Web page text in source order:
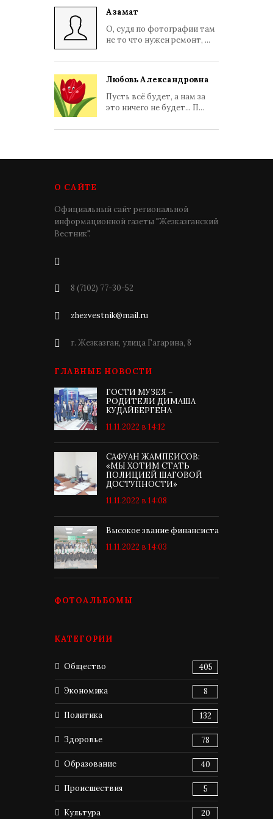
Азамат
О, судя по фотографии там
не то что нужен ремонт, ...
Любовь Александровна
Пусть всё будет, а нам за
это ничего не будет... П...
О САЙТЕ
Официальный сайт региональной
информационной газеты "Жезказганский
Вестник".
8 (7102) 77-30-52
zhezvestnik@mail.ru
г. Жезказган, улица Гагарина, 8
ГЛАВНЫЕ НОВОСТИ
ГОСТИ МУЗЕЯ –
РОДИТЕЛИ ДИМАША
КУДАЙБЕРГЕНА
11.11.2022 в 14:12
САФУАН ЖАМПЕИСОВ:
«МЫ ХОТИМ СТАТЬ
ПОЛИЦИЕЙ ШАГОВОЙ
ДОСТУПНОСТИ»
11.11.2022 в 14:08
Высокое звание финансиста
11.11.2022 в 14:03
ФОТОАЛЬБОМЫ
КАТЕГОРИИ
Общество 405
Экономика 8
Политика 132
Здоровье 78
Образование 40
Происшествия 5
Культура 20